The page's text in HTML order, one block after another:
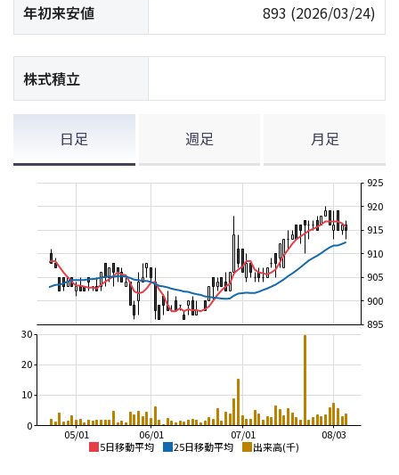
年初来安値 893 (2026/03/24)
株式積立
日足 週足 月足
5日移動平均 25日移動平均 出来高(千)
08/03
07/01
06/01
05/01
895
900
905
910
915
920
925
0
10
20
30